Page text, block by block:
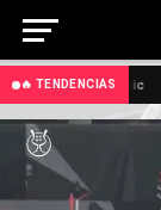
🔥 TENDENCIAS
🔥 Edin Terzic